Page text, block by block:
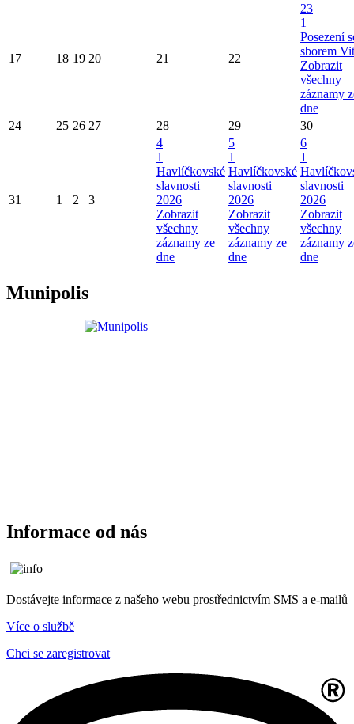
17 18 19 20 21 22
23
1
Posezení
sborem
Zobrazit
všechny
záznamy
dne
24
25 26 27 28 29 30
31 1 2 3
4
1
Havlíčkovské
slavnosti
2026
Zobrazit
všechny
záznamy ze
dne
5
1
Havlíčkovské
slavnosti
2026
Zobrazit
všechny
záznamy ze
dne
6
1
slavnosti
2026
Zobrazit
všechny
záznamy
dne
Munipolis
Informace od nás
Dostávejte informace z našeho webu prostřednictvím SMS a e-mailů
Více o službě
Chci se zaregistrovat